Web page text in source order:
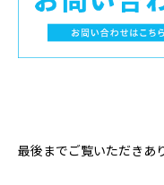
最後までご覧いただきあ